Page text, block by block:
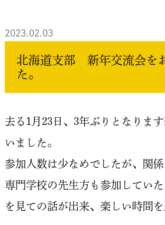
2023.02.03
北海道支部 新年交流会を
た。
去る1月23日、3年ぶりとなりま
いました。
参加人数は少なめでしたが、関係
専門学校の先生方も参加してい
を見ての話が出来、楽しい時間を